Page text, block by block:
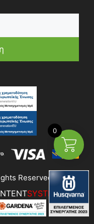
Reserved | Web
SYSTEMS
0